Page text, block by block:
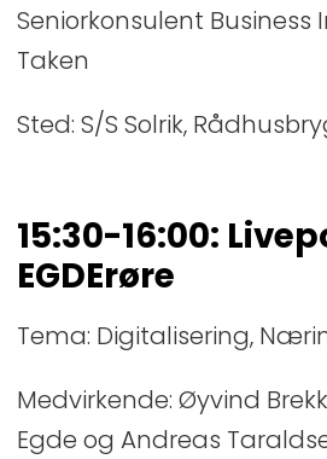
Seniorkonsulent Business
Taken
Sted: S/S Solrik,
15:30-16:00:
EGDErøre
Tema: Digitalisering,
Medvirkende: Øyvind
Egde og Andreas